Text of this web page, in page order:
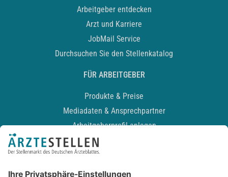
Arbeitgeber entdecken
Arzt und Karriere
JobMail Service
Durchsuchen Sie den Stellenkatalog
FÜR ARBEITGEBER
Produkte & Preise
Mediadaten & Ansprechpartner
Arbeitgeberprofil anlegen
Recruiting-Podcast